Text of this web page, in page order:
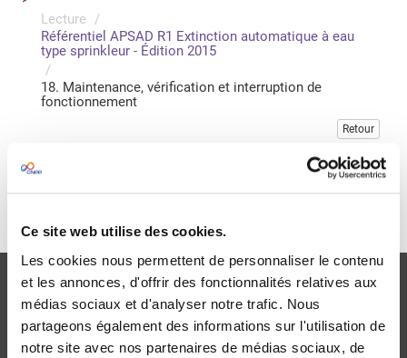
Ce site web utilise des cookies.
Les cookies nous permettent de personnaliser le contenu
et les annonces, d'offrir des fonctionnalités relatives aux
médias sociaux et d'analyser notre trafic. Nous
partageons également des informations sur l'utilisation de
notre site avec nos partenaires de médias sociaux, de
Lecture
Référentiel APSAD R1 Extinction automatique à eau
type sprinkleur - Édition 2015
18. Maintenance, vérification et interruption de
fonctionnement
Retour
Veuillez vous connecter pour accéder à cette publication